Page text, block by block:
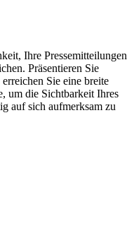
Ihre Pressemitteilungen
Präsentieren Sie
Sie eine breite
um die Sichtbarkeit Ihres
auf sich aufmerksam zu